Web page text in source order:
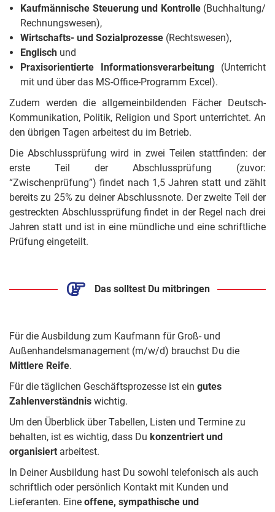
Kaufmännische Steuerung und Kontrolle (Buchhaltung/
Rechnungswesen),
Wirtschafts- und Sozialprozesse (Rechtswesen),
Englisch und
Praxisorientierte Informationsverarbeitung (Unterricht
mit und über das MS-Office-Programm Excel).
Zudem werden die allgemeinbildenden Fächer Deutsch-
Kommunikation, Politik, Religion und Sport unterrichtet. An
den übrigen Tagen arbeitest du im Betrieb.
Die Abschlussprüfung wird in zwei Teilen stattfinden: der
erste Teil der Abschlussprüfung (zuvor:
“Zwischenprüfung”) findet nach 1,5 Jahren statt und zählt
bereits zu 25% zu deiner Abschlussnote. Der zweite Teil der
gestreckten Abschlussprüfung findet in der Regel nach drei
Jahren statt und ist in eine mündliche und eine schriftliche
Prüfung eingeteilt.
Das solltest Du mitbringen
Für die Ausbildung zum Kaufmann für Groß- und
Außenhandelsmanagement (m/w/d) brauchst Du die
Mittlere Reife.
Für die täglichen Geschäftsprozesse ist ein gutes
Zahlenverständnis wichtig.
Um den Überblick über Tabellen, Listen und Termine zu
behalten, ist es wichtig, dass Du konzentriert und
organisiert arbeitest.
In Deiner Ausbildung hast Du sowohl telefonisch als auch
schriftlich oder persönlich Kontakt mit Kunden und
Lieferanten. Eine offene, sympathische und